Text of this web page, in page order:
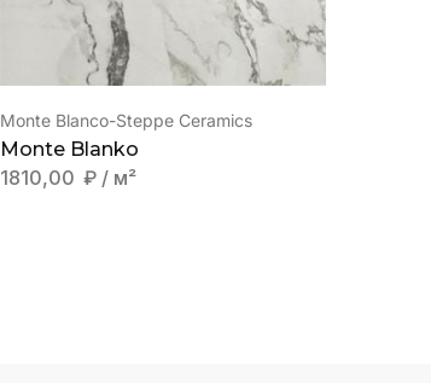
Monte Blanco-Steppe Ceramics
Monte Blanko
1810,00 ₽ / м²